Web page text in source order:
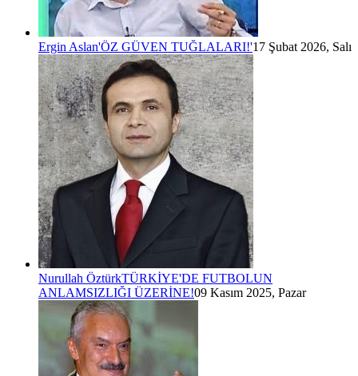
Ergin Aslan'ÖZ GÜVEN TUĞLALARI!'17 Şubat 2026, Salı
Nurullah ÖztürkTÜRKİYE'DE FUTBOLUN
ANLAMSIZLIĞI ÜZERİNE!09 Kasım 2025, Pazar